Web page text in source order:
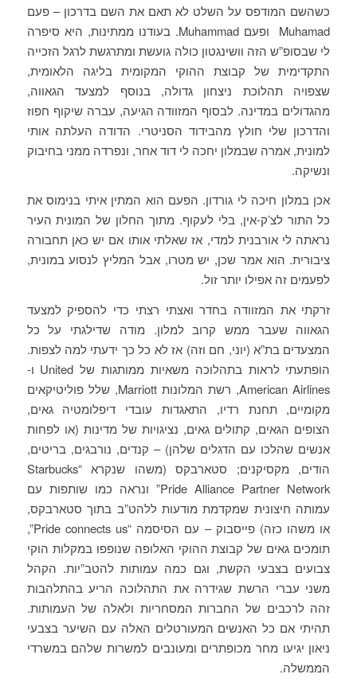
כשהשם המודפס על השלט לא תאם את השם בדרכון – פעם
Muhamad ופעם Muhammad. בעודנו ממתינות, היא סיפרה
לי שבסופ”ש הזה וושינגטון כולה גועשת ומתרגשת לרגל הזכייה
התקדימית של קבוצת ההוקי המקומית בליגה הלאומית,
שצפויה תהלוכת ניצחון גדולה, בנוסף למצעד הגאווה,
מהגדולים במדינה. לבסוף המזוודה הגיעה, עברה שיקוף חפוז
והדרכון שלי חולץ מהבידוד הסניטרי. הדודה העלתה אותי
למונית, אמרה שבמלון יחכה לי דוד אחר, ונפרדה ממני בחיבוק
ונשיקה.
אכן במלון חיכה לי גורדון. הפעם הוא המתין איתי בנימוס את
כל התור לצ’ק-אין, בלי לעקוף. מתוך החלון של המונית העיר
נראתה לי אורבנית למדי, אז שאלתי אותו אם יש כאן תחבורה
ציבורית. הוא אמר שכן, יש מטרו, אבל המליץ לנסוע במונית,
לפעמים זה אפילו יותר זול.
זרקתי את המזוודה בחדר ואצתי רצתי כדי להספיק למצעד
הגאווה שעבר ממש קרוב למלון. מודה שדילגתי על כל
המצעדים בת”א (יוני, חם וזה) אז לא כל כך ידעתי למה לצפות.
הופתעתי לראות בתהלוכה משאיות ממותגות של United ו-
American Airlines, רשת המלונות Marriott, שלל פוליטיקאים
מקומיים, תחנת רדיו, התאגדות עובדי דיפלומטיה גאים,
הצופים הגאים, קתולים גאים, נציגויות של מדינות (או לפחות
אנשים שהלכו עם הדגלים שלהן) – קנדים, נורבגים, בריטים,
הודים, מקסיקנים; סטארבקס (משהו שנקרא “Starbucks
Pride Alliance Partner Network” ונראה כמו שותפות עם
עמותה חיצונית שמקדמת מודעות ללהט”ב בתוך סטארבקס,
או משהו כזה) פייסבוק – עם הסיסמה “Pride connects us”,
תומכים גאים של קבוצת ההוקי האלופה שנופפו במקלות הוקי
צבועים בצבעי הקשת, וגם כמה עמותות להטב”יות. הקהל
משני עברי הרשת שגידרה את התהלוכה הריע בהתלהבות
זהה לרכבים של החברות המסחריות ולאלה של העמותות.
תהיתי אם כל האנשים המעורטלים האלה עם השיער בצבעי
ניאון יגיעו מחר מכופתרים ומעונבים למשרות שלהם במשרדי
הממשלה.